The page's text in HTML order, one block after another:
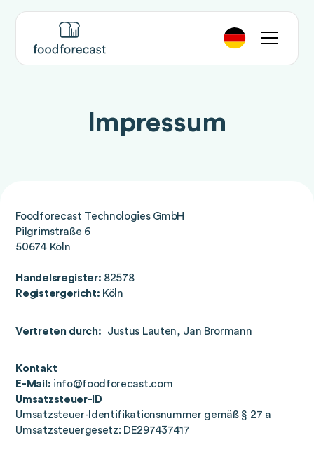
Impressum
Foodforecast Technologies GmbH
Pilgrimstraße 6
50674 Köln
Handelsregister: 82578
Registergericht: Köln
Vertreten durch: Justus Lauten, Jan Brormann
Kontakt
E-Mail: info@foodforecast.com
Umsatzsteuer-ID
Umsatzsteuer-Identifikationsnummer gemäß § 27 a
Umsatzsteuergesetz: DE297437417